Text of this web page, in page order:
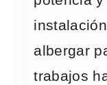
albergar
trabajos